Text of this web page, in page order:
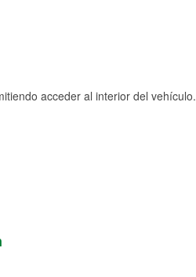
acceder al interior del vehículo.